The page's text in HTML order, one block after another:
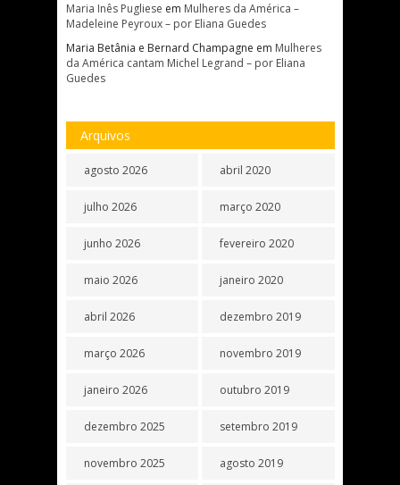
Maria Inês Pugliese em Mulheres da América –
Madeleine Peyroux – por Eliana Guedes
Maria Betânia e Bernard Champagne em Mulheres
da América cantam Michel Legrand – por Eliana
Guedes
Arquivos
agosto 2026
julho 2026
junho 2026
maio 2026
abril 2026
março 2026
janeiro 2026
dezembro 2025
novembro 2025
abril 2020
março 2020
fevereiro 2020
janeiro 2020
dezembro 2019
novembro 2019
outubro 2019
setembro 2019
agosto 2019